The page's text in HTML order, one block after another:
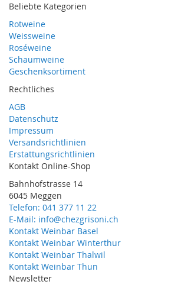
Beliebte Kategorien
Rotweine
Weissweine
Roséweine
Schaumweine
Geschenksortiment
Rechtliches
AGB
Datenschutz
Impressum
Versandsrichtlinien
Erstattungsrichtlinien
Kontakt Online-Shop
Bahnhofstrasse 14
6045 Meggen
Telefon: 041 377 11 22
E-Mail: info@chezgrisoni.ch
Kontakt Weinbar Basel
Kontakt Weinbar Winterthur
Kontakt Weinbar Thalwil
Kontakt Weinbar Thun
Newsletter